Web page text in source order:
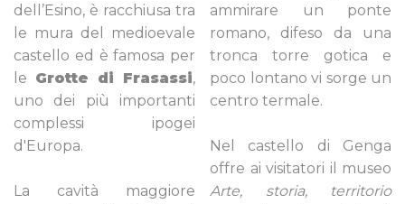
dell’Esino, è racchiusa tra
le mura del medioevale
castello ed è famosa per
le Grotte di Frasassi,
uno dei più importanti
complessi ipogei
d'Europa.
La cavità maggiore
ammirare un ponte
romano, difeso da una
tronca torre gotica e
poco lontano vi sorge un
centro termale.
Nel castello di Genga
offre ai visitatori il museo
Arte, storia, territorio